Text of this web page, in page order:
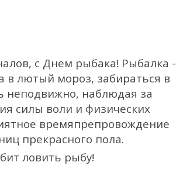
с Днем рыбака! Рыбалка -
в лютый мороз, забираться в
неподвижно, наблюдая за
силы воли и физических
времяпрепровождение
прекрасного пола.
ловить рыбу!